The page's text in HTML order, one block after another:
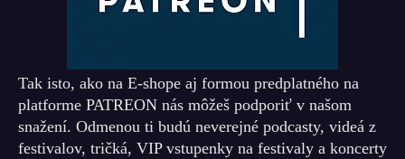
Tak isto, ako na E-shope aj formou predplatného na
platforme PATREON nás môžeš podporiť v našom
snažení. Odmenou ti budú neverejné podcasty, videá z
festivalov, tričká, VIP vstupenky na festivaly a koncerty